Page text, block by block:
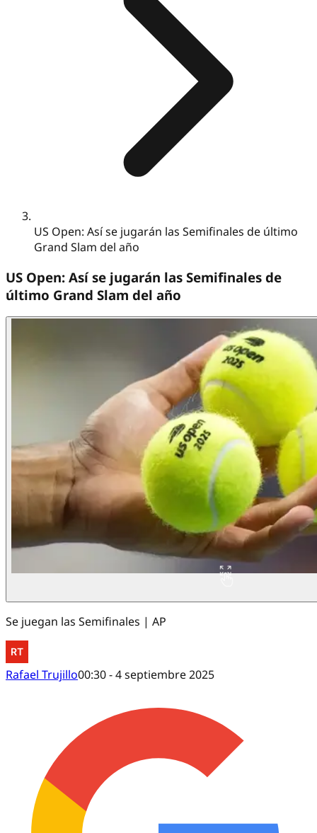
US Open: Así se jugarán las Semifinales de último
Grand Slam del año
US Open: Así se jugarán las Semifinales de
último Grand Slam del año
Se juegan las Semifinales | AP
Rafael Trujillo00:30 - 4 septiembre 2025